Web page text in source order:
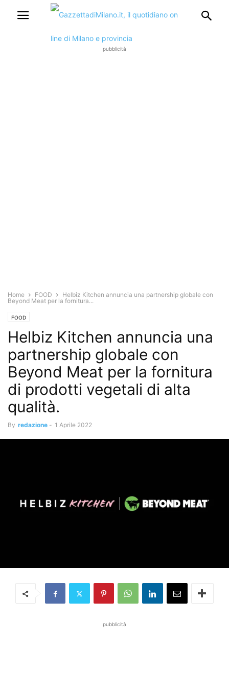
pubblicità
Home FOOD
Helbiz Kitchen annuncia una partnership globale con
Beyond Meat per la fornitura...
FOOD
Helbiz Kitchen annuncia una
partnership globale con
Beyond Meat per la fornitura
di prodotti vegetali di alta
qualità.
By redazione - 1 Aprile 2022
pubblicità